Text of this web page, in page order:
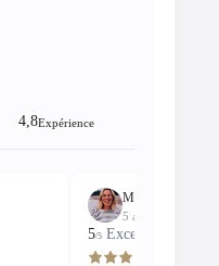
4,8Expérience
Madeleine
5 avr. 2026
5/5 Excellent